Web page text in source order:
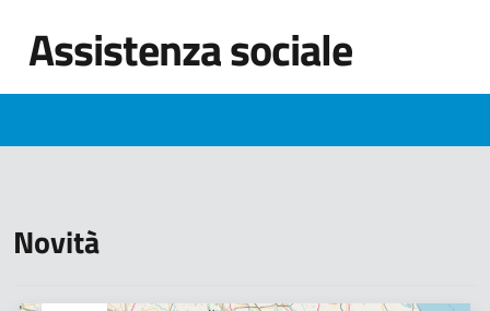
Assistenza sociale
Novità